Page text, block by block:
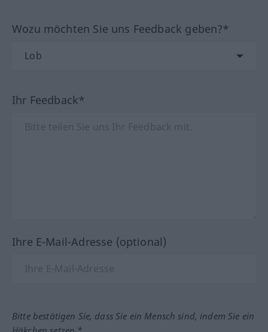
Wozu möchten Sie uns Feedback geben?*
Ihr Feedback*
Ihre E-Mail-Adresse (optional)
Bitte bestätigen Sie, dass Sie ein Mensch sind, indem Sie ein